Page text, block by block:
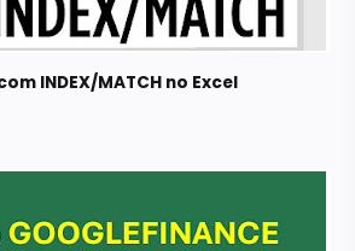
INDEX/MATCH no Excel